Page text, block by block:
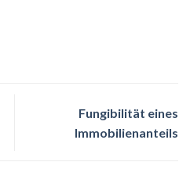
Fungibilität eines
Immobilienanteils